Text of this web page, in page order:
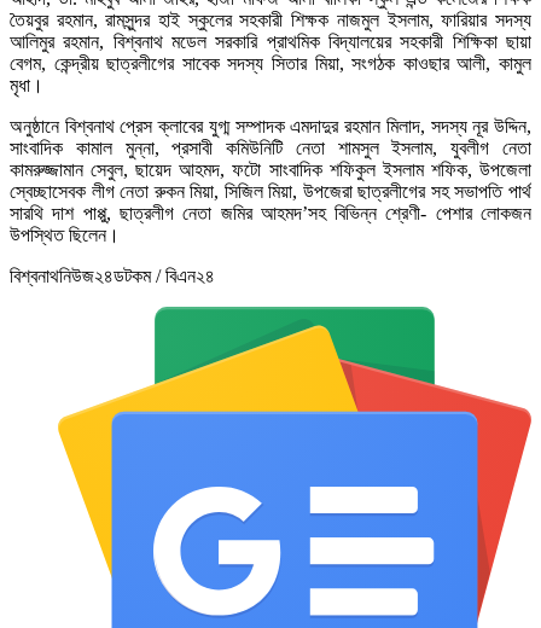
তৈয়বুর রহমান, রামসুন্দর হাই স্কুলের সহকারী শিক্ষক নাজমুল ইসলাম, ফারিয়ার সদস্য
আলিমুর রহমান, বিশ্বনাথ মডেল সরকারি প্রাথমিক বিদ্যালয়ের সহকারী শিক্ষিকা ছায়া
বেগম, কেন্দ্রীয় ছাত্রলীগের সাবেক সদস্য সিতার মিয়া, সংগঠক কাওছার আলী, কামুল
মৃধা।
অনুষ্ঠানে বিশ্বনাথ প্রেস ক্লাবের যুগ্ম সম্পাদক এমদাদুর রহমান মিলাদ, সদস্য নূর উদ্দিন,
সাংবাদিক কামাল মুন্না, প্রসাবী কমিউনিটি নেতা শামসুল ইসলাম, যুবলীগ নেতা
কামরুজ্জামান সেবুল, ছায়েদ আহমদ, ফটো সাংবাদিক শফিকুল ইসলাম শফিক, উপজেলা
স্বেচ্ছাসেবক লীগ নেতা রুকন মিয়া, সিজিল মিয়া, উপজেরা ছাত্রলীগের সহ সভাপতি পার্থ
সারথি দাশ পাপ্পু, ছাত্রলীগ নেতা জমির আহমদ’সহ বিভিন্ন শ্রেণী- পেশার লোকজন
উপস্থিত ছিলেন।
বিশ্বনাথনিউজ২৪ডটকম / বিএন২৪